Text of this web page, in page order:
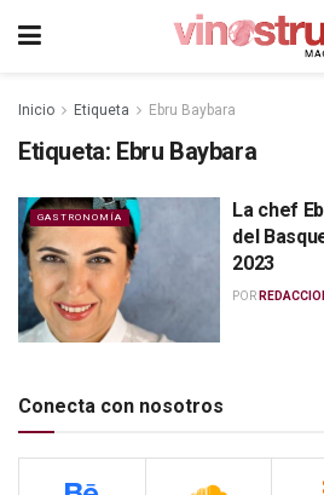
Inicio Etiqueta Ebru Baybara
Etiqueta: Ebru Baybara
GASTRONOMÍA
La chef
del
2023
POR
Conecta con nosotros